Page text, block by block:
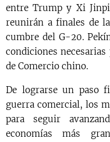
entre Trump y Xi
reunirán a finales de
cumbre del G-20.
condiciones
de Comercio chino.
De lograrse un paso
guerra comercial, los
para seguir
economías más